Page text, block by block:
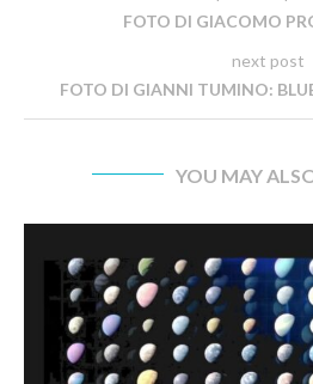
FOTO DI GIACOMO
next post
FOTO DI GIANNI TUMINO:
YOU MAY